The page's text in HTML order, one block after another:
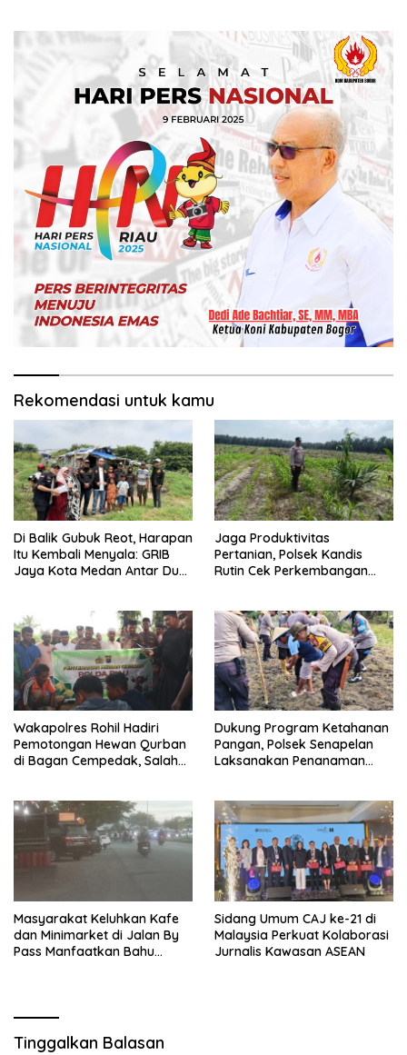
Rekomendasi untuk kamu
Di Balik Gubuk Reot, Harapan
Itu Kembali Menyala: GRIB
Jaya Kota Medan Antar Dua
Jaga Produktivitas
Pertanian, Polsek Kandis
Rutin Cek Perkembangan
Wakapolres Rohil Hadiri
Pemotongan Hewan Qurban
di Bagan Cempedak, Salah
Dukung Program Ketahanan
Pangan, Polsek Senapelan
Laksanakan Penanaman
Masyarakat Keluhkan Kafe
dan Minimarket di Jalan By
Pass Manfaatkan Bahu
Sidang Umum CAJ ke-21 di
Malaysia Perkuat Kolaborasi
Jurnalis Kawasan ASEAN
Tinggalkan Balasan